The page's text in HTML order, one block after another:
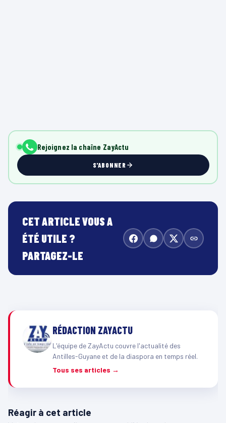
Rejoignez la chaîne ZayActu
S'ABONNER
CET ARTICLE VOUS A
ÉTÉ UTILE ?
PARTAGEZ-LE
RÉDACTION ZAYACTU
L'équipe de ZayActu couvre l'actualité des
Antilles-Guyane et de la diaspora en temps réel.
Tous ses articles →
Réagir à cet article